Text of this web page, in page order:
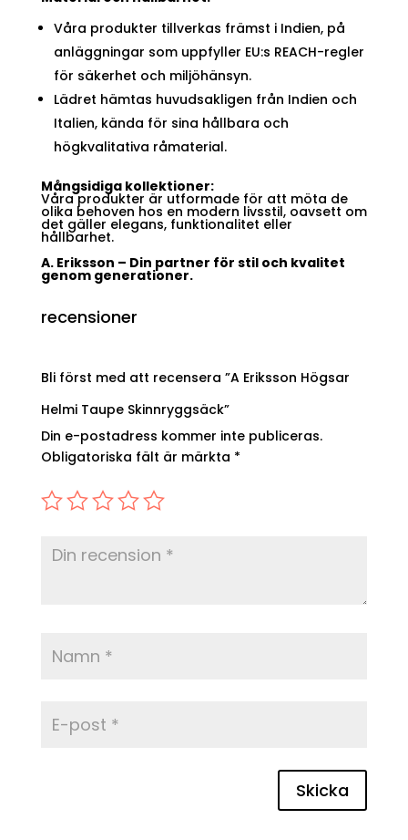
Våra produkter tillverkas främst i Indien, på
anläggningar som uppfyller EU:s REACH-regler
för säkerhet och miljöhänsyn.
Lädret hämtas huvudsakligen från Indien och
Italien, kända för sina hållbara och
högkvalitativa råmaterial.
Mångsidiga kollektioner:
Våra produkter är utformade för att möta de
olika behoven hos en modern livsstil, oavsett om
det gäller elegans, funktionalitet eller
hållbarhet.
A. Eriksson – Din partner för stil och kvalitet
genom generationer.
recensioner
Bli först med att recensera ”A Eriksson Högsar
Helmi Taupe Skinnryggsäck”
Din e-postadress kommer inte publiceras.
Obligatoriska fält är märkta *
Skicka